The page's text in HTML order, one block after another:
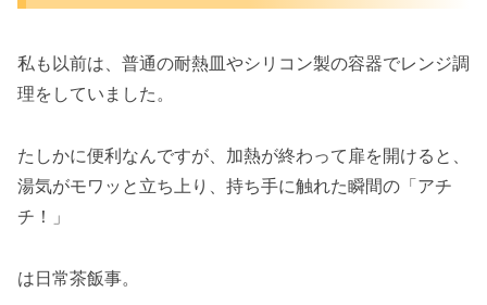
私も以前は、普通の耐熱皿やシリコン製の容器でレンジ調
理をしていました。
たしかに便利なんですが、加熱が終わって扉を開けると、
湯気がモワッと立ち上り、持ち手に触れた瞬間の「アチ
チ！」
は日常茶飯事。